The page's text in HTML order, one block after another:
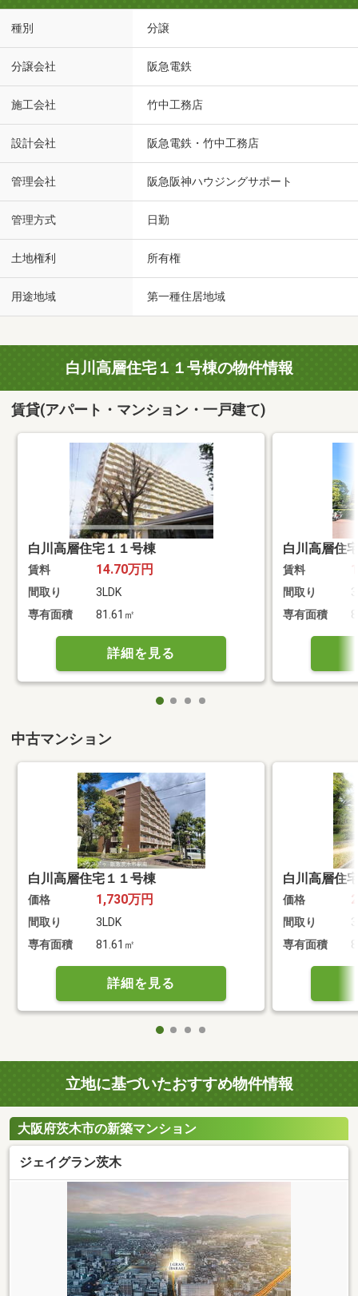
種別 分譲
分譲会社 阪急電鉄
施工会社 竹中工務店
設計会社 阪急電鉄・竹中工務店
管理会社 阪急阪神ハウジングサポート
管理方式 日勤
土地権利 所有権
用途地域 第一種住居地域
白川高層住宅１１号棟の物件情報
賃貸(アパート・マンション・一戸建て)
白川高層住宅１１号棟
賃料 14.70万円
間取り
3LDK
専有面積
81.61㎡
詳細を見る
白川高層住
賃料
間取り
専有面積
中古マンション
白川高層住宅１１号棟
価格 1,730万円
間取り
3LDK
専有面積
81.61㎡
詳細を見る
白川高層住
価格
間取り
専有面積
立地に基づいたおすすめ物件情報
大阪府茨木市の新築マンション
ジェイグラン茨木